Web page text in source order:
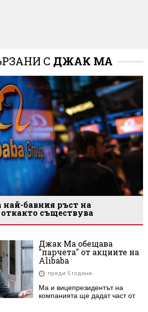
С ДЖАК МА
най-бавния ръст на
съществува
Джак Ма обещава
"парчета" от акциите на
Alibaba
преди 5 години
Ма и вицепрезидентът на
компанията ще дадат част от